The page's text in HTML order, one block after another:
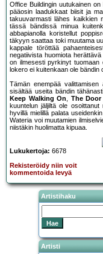
Office Buildingin uutukainen
pääosin laadukkaat biisit ja
takuuvarmasti lähes kaikkien
tässä bändissä minua
abbapianolla koristellut
täkyyn saattaa toki muutama
kappale töröttää
negatiivista huomiota
on ilmesesti pyrkinyt tuomaan
lokero ei kuitenkaan ole bändin
Tämän enempää
sisältää useita bändin
Keep Walking On, The
kuuntelun jäljiltä ole
hyvillä mielillä palata
Wateria voi muutamien
niistäkin huolimatta kipuaa.
Lukukertoja: 6678
Rekisteröidy niin voit
kommentoida levyä
Artistihaku
Artisti